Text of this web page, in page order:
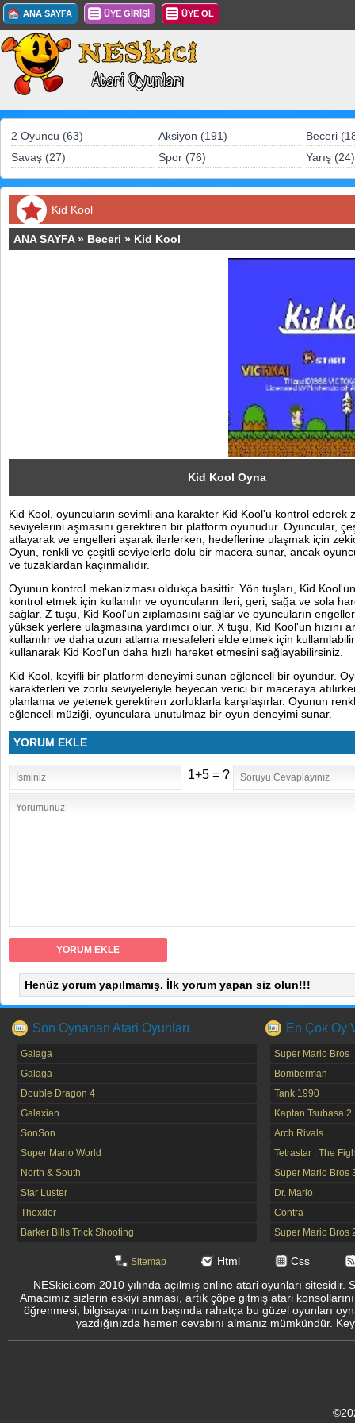
ANA SAYFA ÜYE GİRİŞİ ÜYE OL
Pinterest
2 Oyuncu (63) Aksiyon (191)
Beceri
Savaş (27)
Spor (76) Yarış (24)
Kid Kool
ANA SAYFA» Beceri » Kid Kool
Kid Kool Oyna
Kid Kool, oyuncuların sevimli ana karakter Kid Kool'u kontrol ederek
seviyelerini aşmasını gerektiren bir platform oyunudur. Oyuncular,
atlayarak ve engelleri aşarak ilerlerken, hedeflerine ulaşmak için
Oyun, renkli ve çeşitli seviyelerle dolu bir macera sunar, ancak
ve tuzaklardan kaçınmalıdır.
Oyunun kontrol mekanizması oldukça basittir. Yön tuşları, Kid
kontrol etmek için kullanılır ve oyuncuların ileri, geri, sağa ve sola
sağlar. Z tuşu, Kid Kool'un zıplamasını sağlar ve oyuncuların
yüksek yerlere ulaşmasına yardımcı olur. X tuşu, Kid Kool'un hızını
kullanılır ve daha uzun atlama mesafeleri elde etmek için
kullanarak Kid Kool'un daha hızlı hareket etmesini sağlayabilirsiniz.
Kid Kool, keyifli bir platform deneyimi sunan eğlenceli bir oyundur.
karakterleri ve zorlu seviyeleriyle heyecan verici bir maceraya
planlama ve yetenek gerektiren zorluklarla karşılaşırlar. Oyunun
eğlenceli müziği, oyunculara unutulmaz bir oyun deneyimi sunar.
YORUM EKLE
1+5 = ?
Henüz yorum yapılmamış. İlk yorum yapan siz olun!!!
Son Oynanan Atari Oyunları
Galaga
Galaga
Double Dragon 4
Galaxian
SonSon
Super Mario World
North & South
Star Luster
Thexder
Barker Bills Trick Shooting
En Çok Oy
Super Mario Bros
Bomberman
Tank 1990
Kaptan Tsubasa 2
Arch Rivals
Tetrastar : The
Super Mario Bros
Dr. Mario
Contra
Super Mario Bros
Sitemap Html
Css
NESkici.com 2010 yılında açılmış online atari oyunları
Amacımız sizlerin eskiyi anması, artık çöpe gitmiş atari
öğrenmesi, bilgisayarınızın başında rahatça bu güzel oyunları
yazdığınızda hemen cevabını almanız mümkündür.